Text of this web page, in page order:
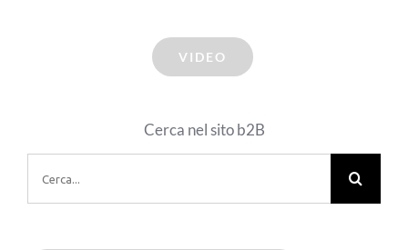
VIDEO
Cerca nel sito b2B
per: